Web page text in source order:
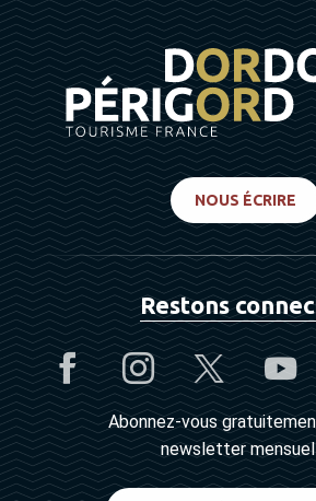
NOUS ÉCRIRE
Restons
Abonnez-vous
newsletter